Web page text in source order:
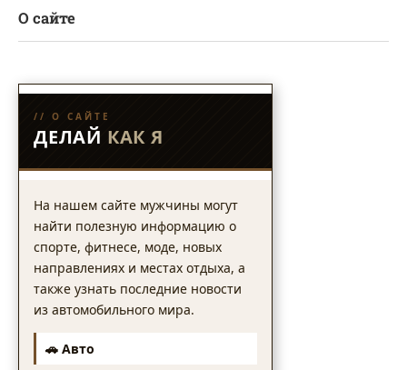
О сайте
// О САЙТЕ
ДЕЛАЙ КАК Я
На нашем сайте мужчины могут
найти полезную информацию о
спорте, фитнесе, моде, новых
направлениях и местах отдыха, а
также узнать последние новости
из автомобильного мира.
🚗 Авто